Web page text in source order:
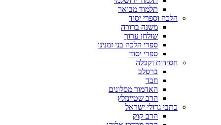
תלמוד מבואר
הלכה וספרי יסוד
משנה ברורה
שולחן ערוך
ספרי הלכה בני זמנינו
ספרי יסוד
חסידות וקבלה
ברסלב
חבד
האדמור מסלונים
הרב שטיינזלץ
כתבי גדולי ישראל
הרב קוק